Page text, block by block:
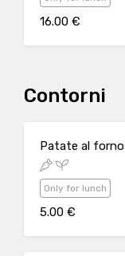
16.00 €
Contorni
Patate al forno
Only for lunch
5.00 €